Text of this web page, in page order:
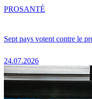
Sept pays votent contre le
24.07.2026
PROSANTÉ